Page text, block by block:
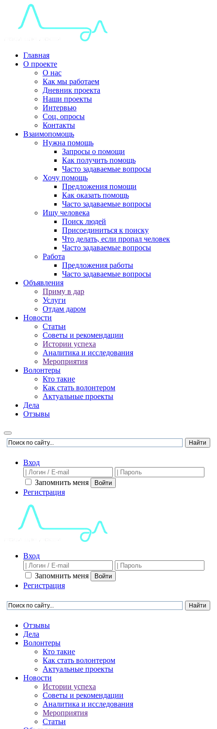
Главная
О проекте
О нас
Как мы работаем
Дневник проекта
Наши проекты
Интервью
Соц. опросы
Контакты
Взаимопомощь
Нужна помощь
Запросы о помощи
Как получить помощь
Часто задаваемые вопросы
Хочу помощь
Предложения помощи
Как оказать помощь
Часто задаваемые вопросы
Ищу человека
Поиск людей
Присоединиться к поиску
Что делать, если пропал человек
Часто задаваемые вопросы
Работа
Предложения работы
Часто задаваемые вопросы
Объявления
Приму в дар
Услуги
Отдам даром
Новости
Статьи
Советы и рекомендации
Истории успеха
Аналитика и исследования
Мероприятия
Волонтеры
Кто такие
Как стать волонтером
Актуальные проекты
Дела
Отзывы
Вход
Запомнить меня Войти
Регистрация
Вход
Запомнить меня Войти
Регистрация
Отзывы
Дела
Волонтеры
Кто такие
Как стать волонтером
Актуальные проекты
Новости
Истории успеха
Советы и рекомендации
Аналитика и исследования
Мероприятия
Статьи